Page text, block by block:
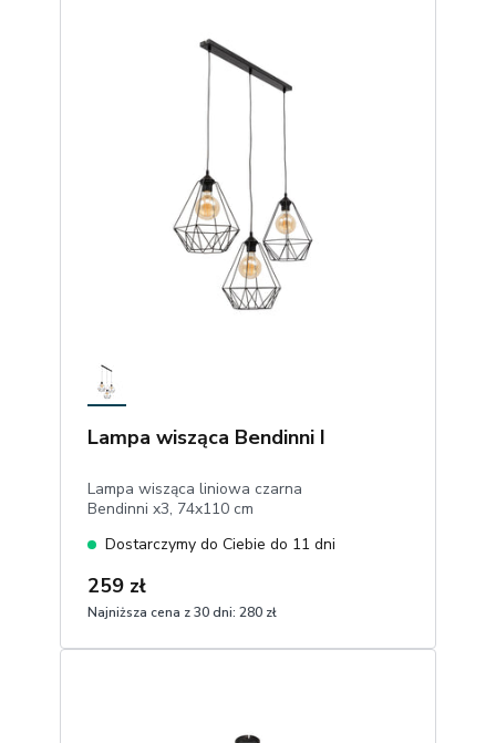
Lampa wisząca Bendinni I
Lampa wisząca liniowa czarna
Bendinni x3, 74x110 cm
Dostarczymy do Ciebie do 11 dni
259 zł
Najniższa cena z 30 dni: 280 zł
1